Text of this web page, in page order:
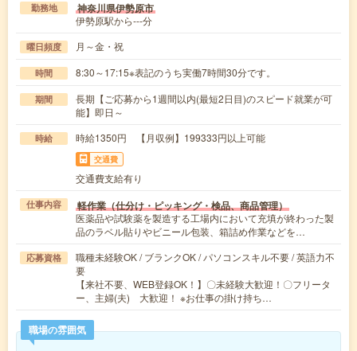
勤務地 神奈川県伊勢原市
伊勢原駅から---分
曜日頻度 月～金・祝
時間 8:30～17:15※表記のうち実働7時間30分です。
期間
長期【ご応募から1週間以内(最短2日目)のスピード就業が可
能】即日～
時給 時給1350円 【月収例】199333円以上可能
交通費
交通費支給有り
仕事内容 軽作業（仕分け・ピッキング・検品、商品管理）
医薬品や試験薬を製造する工場内において充填が終わった製
品のラベル貼りやビニール包装、箱詰め作業などを…
応募資格
職種未経験OK / ブランクOK / パソコンスキル不要 / 英語力不
要
【来社不要、WEB登録OK！】〇未経験大歓迎！〇フリータ
ー、主婦(夫) 大歓迎！ ※お仕事の掛け持ち…
職場の雰囲気